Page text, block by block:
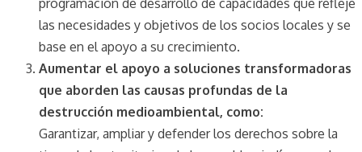
las necesidades y objetivos de los socios locales y se
base en el apoyo a su crecimiento.
Aumentar el apoyo a soluciones transformadoras
que aborden las causas profundas de la
destrucción medioambiental, como:
Garantizar, ampliar y defender los derechos sobre la